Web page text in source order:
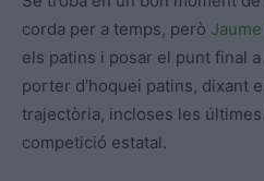
corda per a temps, però
els patins i posar el punt final
porter d’hoquei patins, dixant
trajectòria, incloses les últimes
competició estatal.